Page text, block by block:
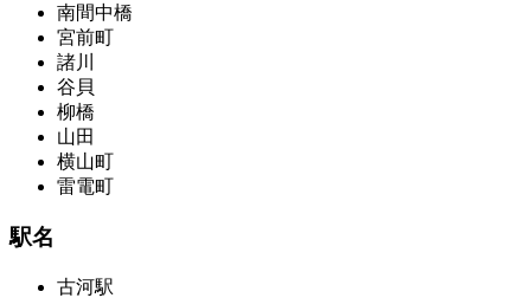
南間中橋
宮前町
諸川
谷貝
柳橋
山田
横山町
雷電町
駅名
古河駅